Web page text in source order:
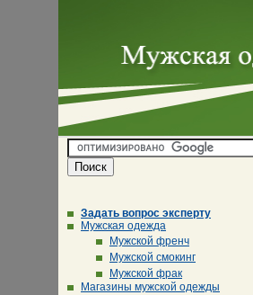
Задать вопрос эксперту
Мужская одежда
Мужской френч
Мужской смокинг
Мужской фрак
Магазины мужской одежды